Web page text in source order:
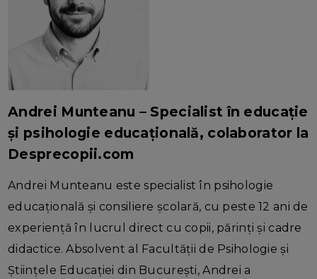
Andrei Munteanu – Specialist în educație
și psihologie educațională, colaborator la
Desprecopii.com
Andrei Munteanu este specialist în psihologie
educațională și consiliere școlară, cu peste 12 ani de
experiență în lucrul direct cu copii, părinți și cadre
didactice. Absolvent al Facultății de Psihologie și
Științele Educației din București, Andrei a